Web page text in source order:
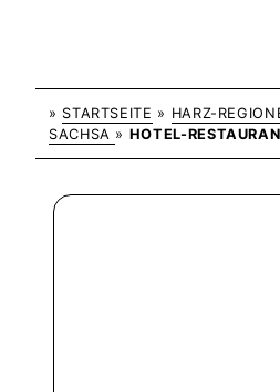
» STARTSEITE » HARZ-
SACHSA » HOTEL-